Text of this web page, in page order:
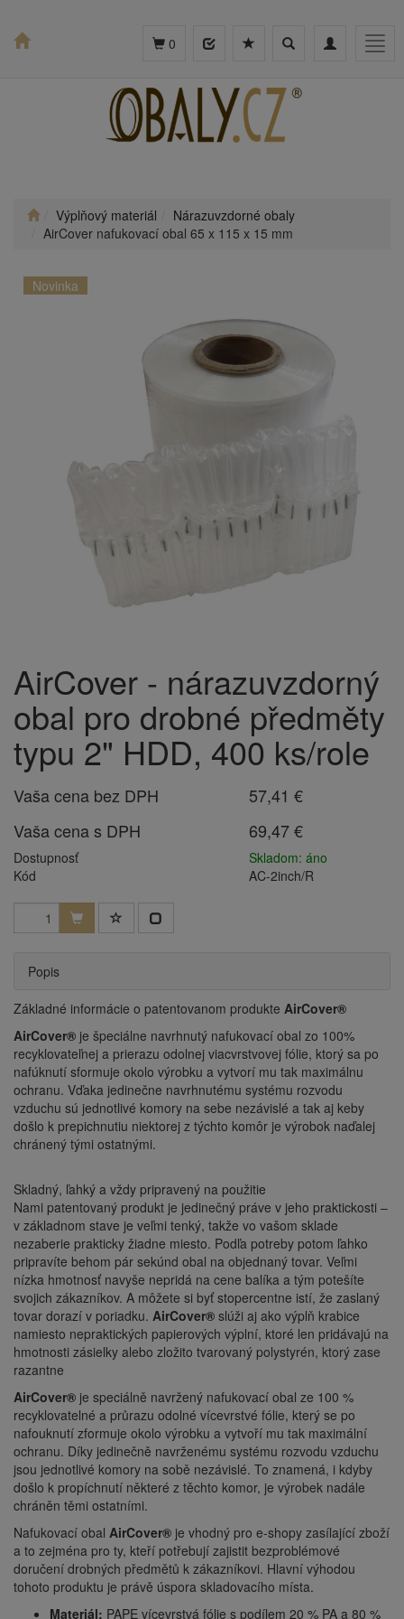
Toggle
Toggle
0
Výplňový materiál
Nárazuvzdorné obaly
AirCover nafukovací obal 65 x 115 x 15 mm
Novinka
AirCover - nárazuvzdorný
obal pro drobné předměty
typu 2" HDD, 400 ks/role
Vaša cena bez DPH
57,41 €
Vaša cena s DPH
69,47 €
Dostupnosť
Skladom: áno
Kód
AC-2inch/R
Popis
Základné informácie o patentovanom produkte AirCover®
AirCover® je špeciálne navrhnutý nafukovací obal zo 100%
recyklovateľnej a prierazu odolnej viacvrstvovej fólie, ktorý sa po
nafúknutí sformuje okolo výrobku a vytvorí mu tak maximálnu
ochranu. Vďaka jedinečne navrhnutému systému rozvodu
vzduchu sú jednotlivé komory na sebe nezávislé a tak aj keby
došlo k prepichnutiu niektorej z týchto komôr je výrobok naďalej
chránený tými ostatnými.
Skladný, ľahký a vždy pripravený na použitie
Nami patentovaný produkt je jedinečný práve v jeho praktickosti –
v základnom stave je veľmi tenký, takže vo vašom sklade
nezaberie prakticky žiadne miesto. Podľa potreby potom ľahko
pripravíte behom pár sekúnd obal na objednaný tovar. Veľmi
nízka hmotnosť navyše nepridá na cene balíka a tým potešíte
svojich zákazníkov. A môžete si byť stopercentne istí, že zaslaný
tovar dorazí v poriadku. AirCover® slúži aj ako výplň krabice
namiesto nepraktických papierových výplní, ktoré len pridávajú na
hmotnosti zásielky alebo zložito tvarovaný polystyrén, ktorý zase
razantne
AirCover® je speciálně navržený nafukovací obal ze 100 %
recyklovatelné a průrazu odolné vícevrstvé fólie, který se po
nafouknutí zformuje okolo výrobku a vytvoří mu tak maximální
ochranu. Díky jedinečně navrženému systému rozvodu vzduchu
jsou jednotlivé komory na sobě nezávislé. To znamená, i kdyby
došlo k propíchnutí některé z těchto komor, je výrobek nadále
chráněn těmi ostatními.
Nafukovací obal AirCover® je vhodný pro e-shopy zasílající zboží
a to zejména pro ty, kteří potřebují zajistit bezproblémové
doručení drobných předmětů k zákazníkovi. Hlavní výhodou
tohoto produktu je právě úspora skladovacího místa.
Materiál: PAPE vícevrstvá fólie s podílem 20 % PA a 80 %